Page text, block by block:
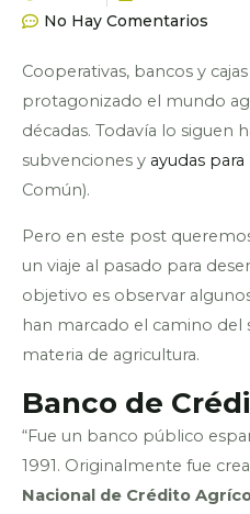
No Hay Comentarios
Cooperativas, bancos y
protagonizado el mundo
décadas. Todavía lo siguen
subvenciones y ayudas para
Común).
Pero en este post
un viaje al pasado para
objetivo es observar
han marcado el camino del
materia de agricultura.
Banco de
“Fue un banco público
1991. Originalmente fue
Nacional de Crédito